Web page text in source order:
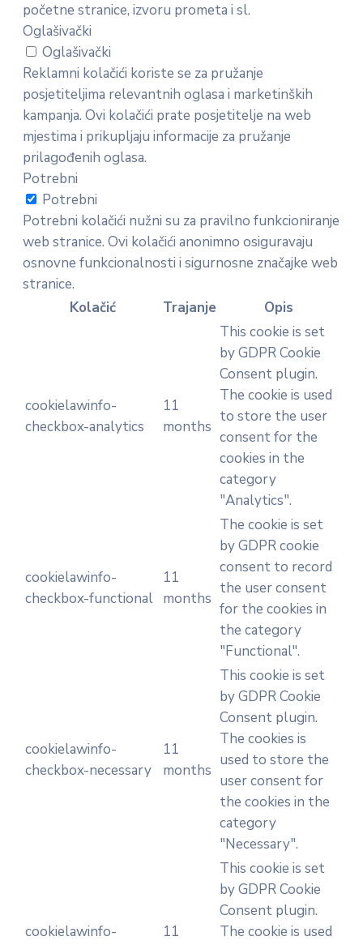
početne stranice, izvoru prometa i sl.
Oglašivački
Oglašivački
Reklamni kolačići koriste se za pružanje
posjetiteljima relevantnih oglasa i marketinških
kampanja. Ovi kolačići prate posjetitelje na web
mjestima i prikupljaju informacije za pružanje
prilagođenih oglasa.
Potrebni
Potrebni
Potrebni kolačići nužni su za pravilno funkcioniranje
web stranice. Ovi kolačići anonimno osiguravaju
osnovne funkcionalnosti i sigurnosne značajke web
stranice.
Kolačić
Trajanje Opis
cookielawinfo-
checkbox-analytics
11
months
This cookie is set
by GDPR Cookie
Consent plugin.
The cookie is used
to store the user
consent for the
cookies in the
category
"Analytics".
cookielawinfo-
checkbox-functional
11
months
The cookie is set
by GDPR cookie
consent to record
the user consent
for the cookies in
the category
"Functional".
cookielawinfo-
checkbox-necessary
11
months
This cookie is set
by GDPR Cookie
Consent plugin.
The cookies is
used to store the
user consent for
the cookies in the
category
"Necessary".
cookielawinfo-
11
This cookie is set
by GDPR Cookie
Consent plugin.
The cookie is used